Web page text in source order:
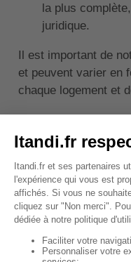
la plus
juridique.
Il est important de
et peuvent varier en
chaque logement et
Les avis
sur
de
Les avis des